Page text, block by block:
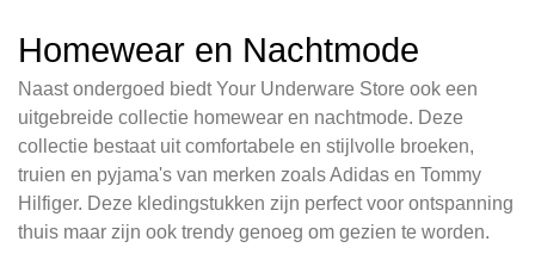
Homewear en Nachtmode
Naast ondergoed biedt Your Underware Store ook een
uitgebreide collectie homewear en nachtmode. Deze
collectie bestaat uit comfortabele en stijlvolle broeken,
truien en pyjama's van merken zoals Adidas en Tommy
Hilfiger. Deze kledingstukken zijn perfect voor ontspanning
thuis maar zijn ook trendy genoeg om gezien te worden.